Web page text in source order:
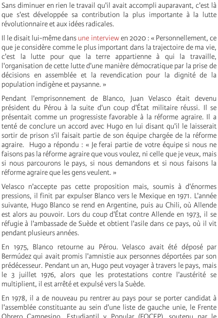
Sans diminuer en rien le travail qu'il avait accompli auparavant, c'est là
que s'est développée sa contribution la plus importante à la lutte
révolutionnaire et aux idées radicales.
Il le disait lui-même dans une interviewen 2020 : « Personnellement, ce
que je considère comme le plus important dans la trajectoire de ma vie,
c'est la lutte pour que la terre appartienne à qui la travaille,
l'organisation de cette lutte d'une manière démocratique par la prise de
décisions en assemblée et la revendication pour la dignité de la
population indigène et paysanne. »
Pendant l'emprisonnement de Blanco, Juan Velasco était devenu
président du Pérou à la suite d'un coup d'État militaire réussi. Il se
présentait comme un progressiste favorable à la réforme agraire. Il a
tenté de conclure un accord avec Hugo en lui disant qu'il le laisserait
sortir de prison s'il faisait partie de son équipe chargée de la réforme
agraire. Hugo a répondu : « Je ferai partie de votre équipe si nous ne
faisons pas la réforme agraire que vous voulez, ni celle que je veux, mais
si nous parcourons le pays, si nous demandons et si nous faisons la
réforme agraire que les gens veulent. »
Velasco n'accepte pas cette proposition mais, soumis à d'énormes
pressions, il finit par expulser Blanco vers le Mexique en 1971. L'année
suivante, Hugo Blanco se rend en Argentine, puis au Chili, où Allende
est alors au pouvoir. Lors du coup d'État contre Allende en 1973, il se
réfugie à l'ambassade de Suède et obtient l'asile dans ce pays, où il vit
pendant plusieurs années.
En 1975, Blanco retourne au Pérou. Velasco avait été déposé par
Bermúdez qui avait promis l'amnistie aux personnes déportées par son
prédécesseur. Pendant un an, Hugo peut voyager à travers le pays, mais
le 3 juillet 1976, alors que les protestations contre l'austérité se
multiplient, il est arrêté et expulsé vers la Suède.
En 1978, il a de nouveau pu rentrer au pays pour se porter candidat à
l'assemblée constituante au sein d'une liste de gauche unie, le Frente